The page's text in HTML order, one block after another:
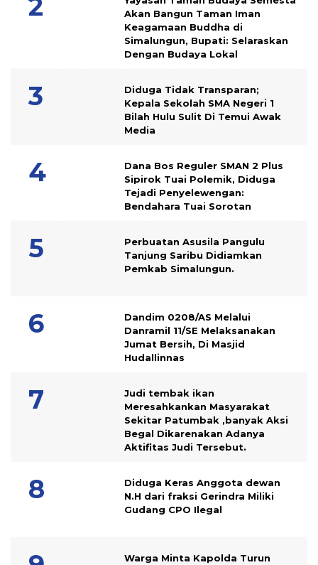
Akan Bangun Taman Iman
Keagamaan Buddha di
Simalungun, Bupati: Selaraskan
Dengan Budaya Lokal
Diduga Tidak Transparan;
Kepala Sekolah SMA Negeri 1
Bilah Hulu Sulit Di Temui Awak
Media
Dana Bos Reguler SMAN 2 Plus
Sipirok Tuai Polemik, Diduga
Tejadi Penyelewengan:
Bendahara Tuai Sorotan
Perbuatan Asusila Pangulu
Tanjung Saribu Didiamkan
Pemkab Simalungun.
Dandim 0208/AS Melalui
Danramil 11/SE Melaksanakan
Jumat Bersih, Di Masjid
Hudallinnas
Judi tembak ikan
Meresahkankan Masyarakat
Sekitar Patumbak ,banyak Aksi
Begal Dikarenakan Adanya
Aktifitas Judi Tersebut.
Diduga Keras Anggota dewan
N.H dari fraksi Gerindra Miliki
Gudang CPO Ilegal
Warga Minta Kapolda Turun